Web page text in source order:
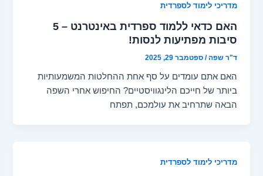
מדריכי לימוד לספרדית
האם כדאי ללמוד ספרדית באינטרנט – 5
סיבות מפתיעות לנסות!
ד"ר שפה/ספטמבר 29, 2025
האם אתם עומדים על סף אחת ההחלטות המשמעותיות
ביותר של חייכם הלינגוויסטיים? החיפוש אחרי השפה
הבאה שתרחיב את עולמכם, תפתח
מדריכי לימוד לספרדית